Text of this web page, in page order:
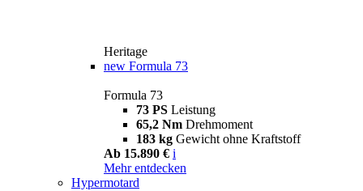
Heritage
new Formula 73
Formula 73
73 PS Leistung
65,2 Nm Drehmoment
183 kg Gewicht ohne Kraftstoff
Ab 15.890 € i
Mehr entdecken
Hypermotard